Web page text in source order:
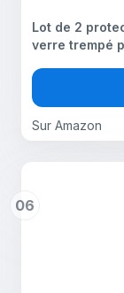
Sur Amazon
Lot de 2
verre trempé
11e A16, iPad
10e
06